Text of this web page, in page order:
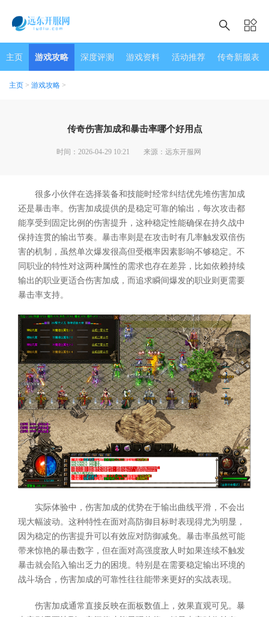
主页 游戏攻略 深度评测 游戏资料 活动推荐 传奇新服表
主页 > 游戏攻略 >
传奇伤害加成和暴击率哪个好用点
时间：2026-04-29 10:21 来源：远东开服网
很多小伙伴在选择装备和技能时经常纠结优先堆伤害加成
还是暴击率。伤害加成提供的是稳定可靠的输出，每次攻击都
能享受到固定比例的伤害提升，这种稳定性能确保在持久战中
保持连贯的输出节奏。暴击率则是在攻击时有几率触发双倍伤
害的机制，虽然单次爆发很高但受概率因素影响不够稳定。不
同职业的特性对这两种属性的需求也存在差异，比如依赖持续
输出的职业更适合伤害加成，而追求瞬间爆发的职业则更需要
暴击率支持。
实际体验中，伤害加成的优势在于输出曲线平滑，不会出
现大幅波动。这种特性在面对高防御目标时表现得尤为明显，
因为稳定的伤害提升可以有效应对防御减免。暴击率虽然可能
带来惊艳的暴击数字，但在面对高强度敌人时如果连续不触发
暴击就会陷入输出乏力的困境。特别是在需要稳定输出环境的
战斗场合，伤害加成的可靠性往往能带来更好的实战表现。
伤害加成通常直接反映在面板数值上，效果直观可见。暴